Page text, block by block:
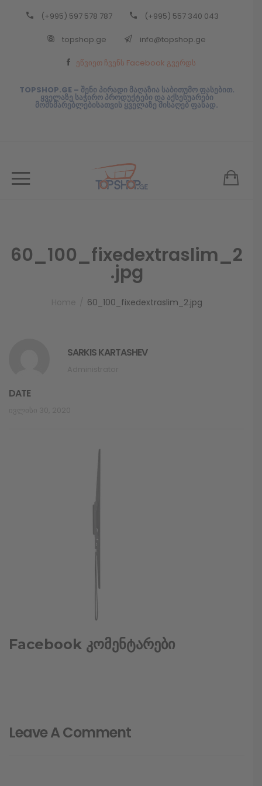
(+995) 597 578 787 (+995) 557 340 043
topshop.ge info@topshop.ge
ეწვიეთ ჩვენს Facebook გვერდს
TOPSHOP.GE – შენი პირადი მაღაზია საბითუმო ფასებით.
ყველაზე საჭირო პროდუქტები და აქსესუარები
მომხმარებლებისათვის ყველაზე მისაღებ ფასად.
60_100_fixedextraslim_2
.jpg
60_100_fixedextraslim_2.jpg
SARKIS KARTASHEV
DATE
Facebook კომენტარები
Leave A Comment
Back